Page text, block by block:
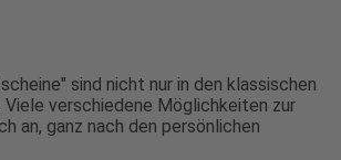
sind nicht nur in den klassischen
Viele verschiedene Möglichkeiten zur
an, ganz nach den persönlichen